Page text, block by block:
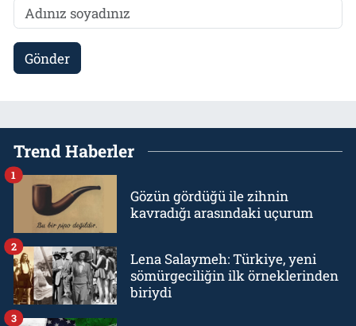
Gönder
Trend Haberler
Gözün gördüğü ile zihnin
kavradığı arasındaki uçurum
1
Lena Salaymeh: Türkiye, yeni
sömürgeciliğin ilk örneklerinden
biriydi
2
3